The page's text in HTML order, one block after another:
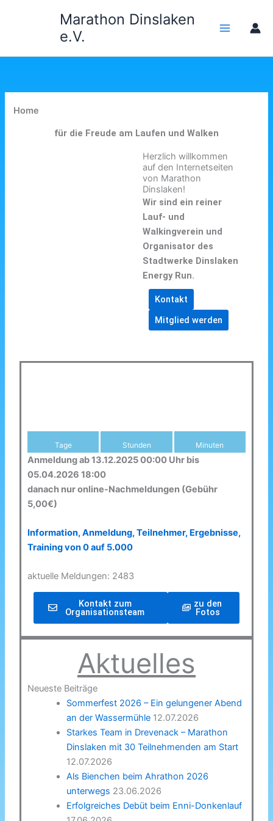
Marathon Dinslaken
e.V.
Home
für die Freude am Laufen und Walken
Herzlich willkommen
auf den Internetseiten
von Marathon
Dinslaken!
Wir sind ein reiner
Lauf- und
Walkingverein und
Organisator des
Stadtwerke Dinslaken
Energy Run.
Kontakt
Mitglied werden
Tage Stunden Minuten
Anmeldung ab 13.12.2025 00:00 Uhr bis
05.04.2026 18:00
danach nur online-Nachmeldungen (Gebühr
5,00€)
Information, Anmeldung, Teilnehmer, Ergebnisse,
Training von 0 auf 5.000
aktuelle Meldungen: 2483
Kontakt zum
Organisationsteam
zu den
Fotos
Aktuelles
Neueste Beiträge
Sommerfest 2026 – Ein gelungener Abend
an der Wassermühle 12.07.2026
Starkes Team in Drevenack – Marathon
Dinslaken mit 30 Teilnehmenden am Start
12.07.2026
Als Bienchen beim Ahrathon 2026
unterwegs 23.06.2026
Erfolgreiches Debüt beim Enni-Donkenlauf